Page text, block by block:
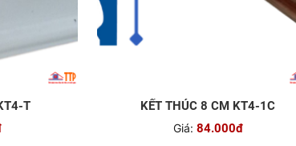
T KẾT THÚC 8 CM KT4-1C
Giá: 84.000đ